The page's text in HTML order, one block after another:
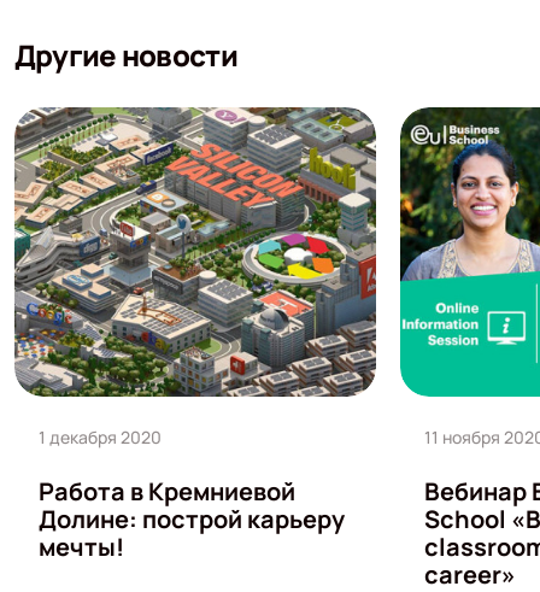
Другие новости
1 декабря 2020
Работа в Кремниевой
Долине: построй карьеру
мечты!
11 ноября
Вебинар
School
career»